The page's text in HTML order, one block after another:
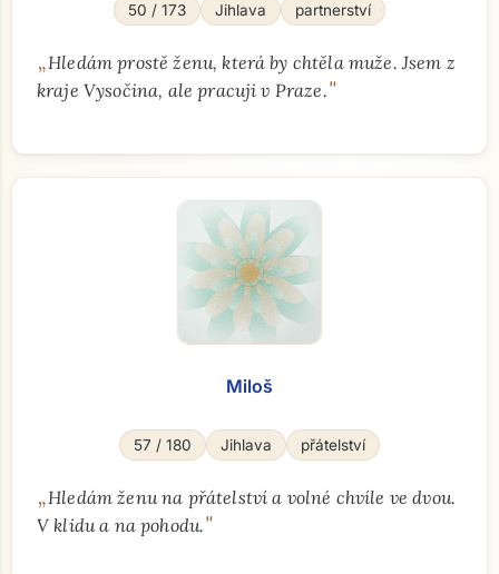
50 / 173 Jihlava partnerství
„Hledám prostě ženu, která by chtěla muže. Jsem z
kraje Vysočina, ale pracuji v Praze."
Miloš
57 / 180 Jihlava přátelství
„Hledám ženu na přátelství a volné chvíle ve dvou.
V klidu a na pohodu."